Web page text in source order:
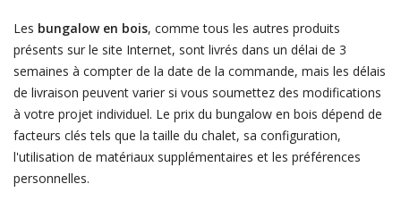
Les bungalow en bois, comme tous les autres produits
présents sur le site Internet, sont livrés dans un délai de 3
semaines à compter de la date de la commande, mais les délais
de livraison peuvent varier si vous soumettez des modifications
à votre projet individuel. Le prix du bungalow en bois dépend de
facteurs clés tels que la taille du chalet, sa configuration,
l'utilisation de matériaux supplémentaires et les préférences
personnelles.